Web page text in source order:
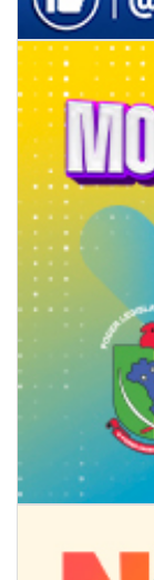
08/08/2026 | 07:00
8º Capoezade
culturais em Itajaí
GERAL